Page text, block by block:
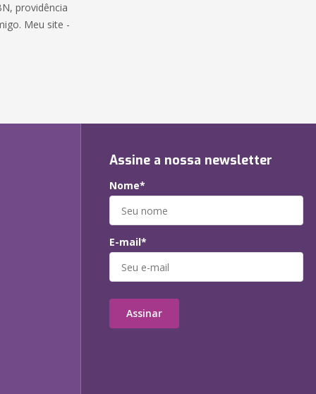
providência
Meu site -
Assine a nossa newsletter
Nome*
E-mail*
Assinar